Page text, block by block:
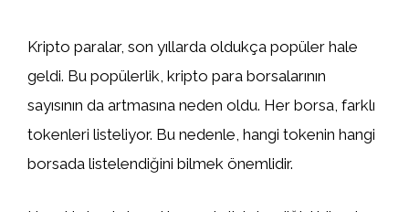
Kripto paralar, son yıllarda oldukça popüler hale
geldi. Bu popülerlik, kripto para borsalarının
sayısının da artmasına neden oldu. Her borsa, farklı
tokenleri listeliyor. Bu nedenle, hangi tokenin hangi
borsada listelendiğini bilmek önemlidir.